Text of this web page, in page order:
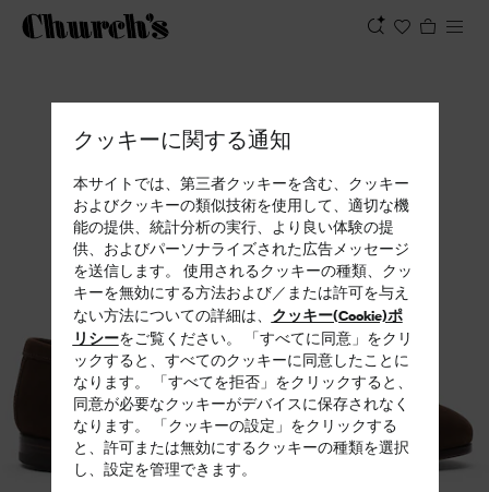
クッキーに関する通知
本サイトでは、第三者クッキーを含む、クッキー
およびクッキーの類似技術を使用して、適切な機
能の提供、統計分析の実行、より良い体験の提
供、およびパーソナライズされた広告メッセージ
を送信します。 使用されるクッキーの種類、クッ
キーを無効にする方法および／または許可を与え
ない方法についての詳細は、 クッキー(Cookie)ポ
リシーをご覧ください。 「すべてに同意」をクリ
ックすると、すべてのクッキーに同意したことに
なります。 「すべてを拒否」をクリックすると、
同意が必要なクッキーがデバイスに保存されなく
なります。 「クッキーの設定」をクリックする
と、許可または無効にするクッキーの種類を選択
し、設定を管理できます。